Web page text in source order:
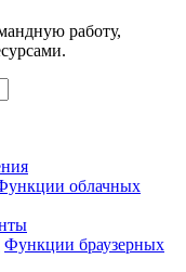
работу,
облачных
Функции браузерных